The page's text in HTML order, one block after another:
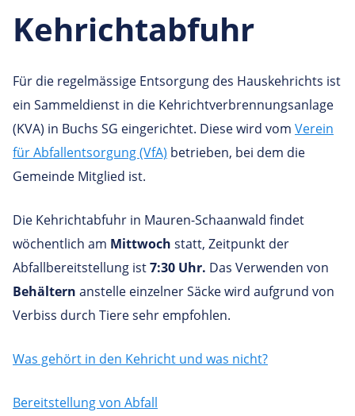
Kehrichtabfuhr
Für die regelmässige Entsorgung des Hauskehrichts ist
ein Sammeldienst in die Kehrichtverbrennungsanlage
(KVA) in Buchs SG eingerichtet. Diese wird vom Verein
für Abfallentsorgung (VfA) betrieben, bei dem die
Gemeinde Mitglied ist.
Die Kehrichtabfuhr in Mauren-Schaanwald findet
wöchentlich am Mittwoch statt, Zeitpunkt der
Abfallbereitstellung ist7:30 Uhr. Das Verwenden von
Behältern anstelle einzelner Säcke wird aufgrund von
Verbiss durch Tiere sehr empfohlen.
Was gehört in den Kehricht und was nicht?
Bereitstellung von Abfall